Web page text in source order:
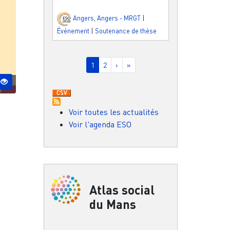
Angers Angers - MRGT
Événement | Soutenance de thèse
Pagination
Page courante
1 Page
2 Page suivante
› Dernière page
»
Voir toutes les actualités
Voir l'agenda ESO
Atlas social
du Mans